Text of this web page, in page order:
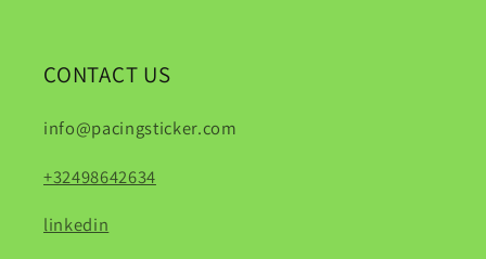
CONTACT US
info@pacingsticker.com
+32498642634
linkedin